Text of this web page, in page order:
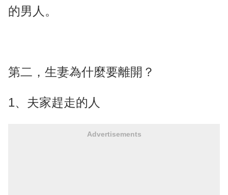
的男人。
第二，生妻為什麼要離開？
1、夫家趕走的人
Advertisements